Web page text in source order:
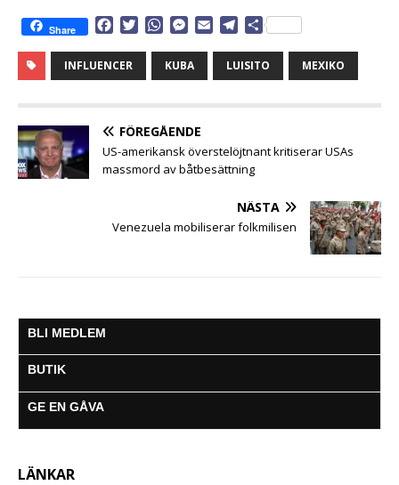
Share
c
e
o
k
T
t
r
W
a
t
p
p
M
s
s
g
e
r
i
T
l
e
m
D
l
a
INFLUENCER KUBA LUISITO MEXIKO
FÖREGÅENDE
US-amerikansk överstelöjtnant kritiserar USAs
massmord av båtbesättning
NÄSTA
Venezuela mobiliserar folkmilisen
BLI MEDLEM
BUTIK
GE EN GÅVA
LÄNKAR